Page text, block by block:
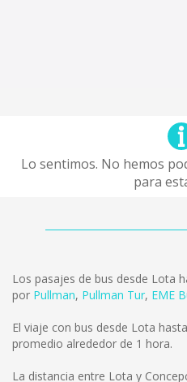
Lo sentimos. No hemos
para
Los pasajes de bus desde Lota
por Pullman, Pullman Tur, EME
El viaje con bus desde Lota
promedio alrededor de 1 hora.
La distancia entre Lota y